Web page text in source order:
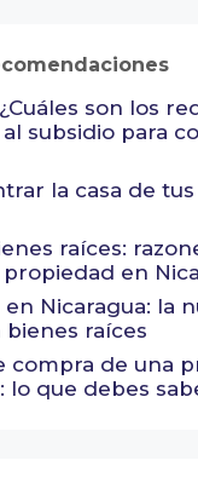
son los
subsidio para
la casa de
raíces:
en
Nicaragua: la
raíces
compra de una
lo que debes